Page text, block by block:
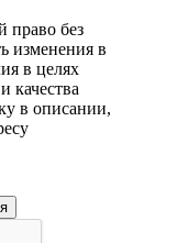
право без
изменения в
в целях
качества
в описании,